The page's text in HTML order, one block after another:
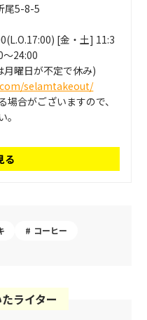
尾5-8-5
[金・土] 11:3
～24:00
曜日が不定で休み)
selamtakeout/
合がございますので、
る
コーヒー
ライター